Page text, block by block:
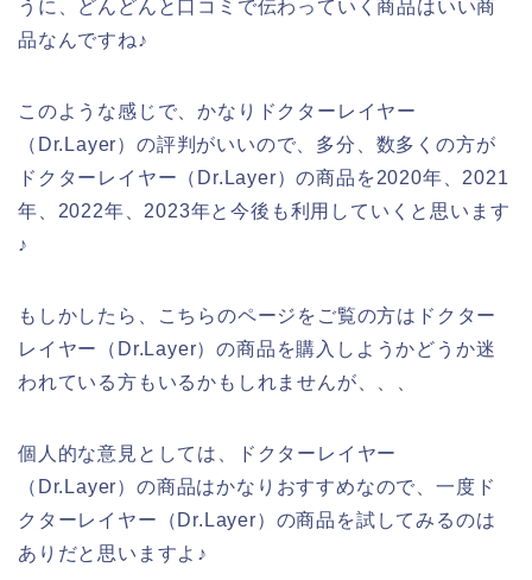
うに、どんどんと口コミで伝わっていく商品はいい商
品なんですね♪
このような感じで、かなりドクターレイヤー
（Dr.Layer）の評判がいいので、多分、数多くの方が
ドクターレイヤー（Dr.Layer）の商品を2020年、2021
年、2022年、2023年と今後も利用していくと思います
♪
もしかしたら、こちらのページをご覧の方はドクター
レイヤー（Dr.Layer）の商品を購入しようかどうか迷
われている方もいるかもしれませんが、、、
個人的な意見としては、ドクターレイヤー
（Dr.Layer）の商品はかなりおすすめなので、一度ド
クターレイヤー（Dr.Layer）の商品を試してみるのは
ありだと思いますよ♪